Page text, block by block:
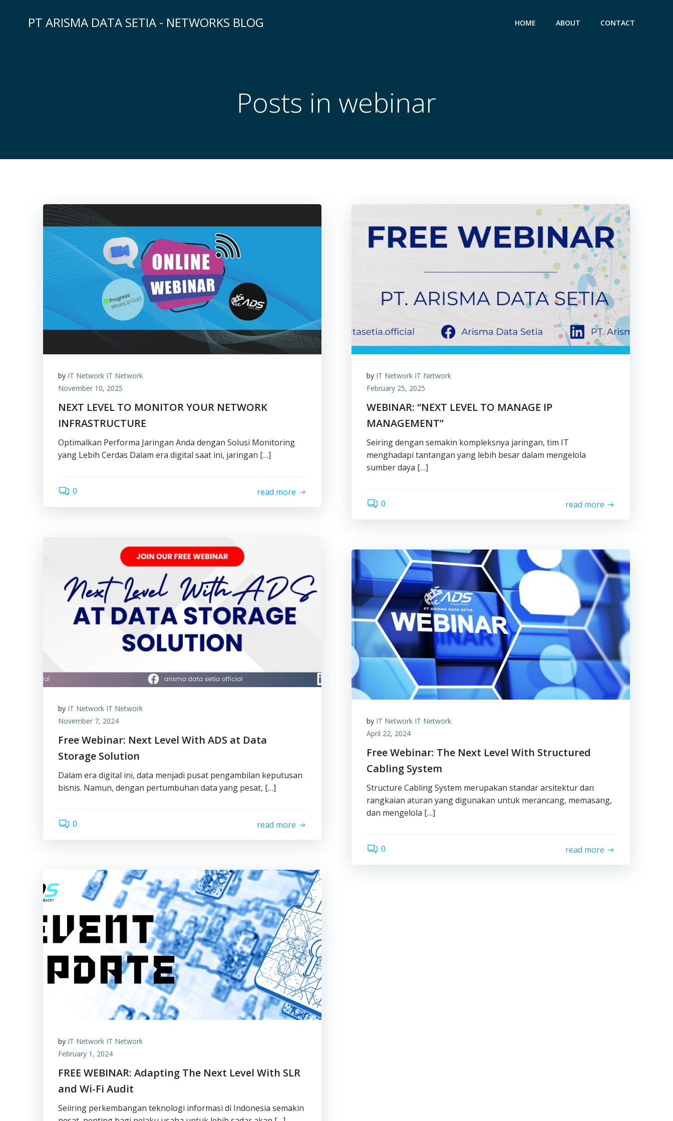
PT ARISMA DATA SETIA - NETWORKS BLOG HOME ABOUT CONTACT
Posts in webinar
by IT Network IT Network
November 10, 2025
NEXT LEVEL TO MONITOR YOUR NETWORK
INFRASTRUCTURE
Optimalkan Performa Jaringan Anda dengan Solusi Monitoring
yang Lebih Cerdas Dalam era digital saat ini, jaringan […]
0 read more
by IT Network IT Network
February 25, 2025
WEBINAR: “NEXT LEVEL TO MANAGE IP
MANAGEMENT”
Seiring dengan semakin kompleksnya jaringan, tim IT
menghadapi tantangan yang lebih besar dalam mengelola
sumber daya […]
0 read more
by IT Network IT Network
November 7, 2024
Free Webinar: Next Level With ADS at Data
Storage Solution
Dalam era digital ini, data menjadi pusat pengambilan keputusan
bisnis. Namun, dengan pertumbuhan data yang pesat, […]
0 read more
by IT Network IT Network
April 22, 2024
Free Webinar: The Next Level With Structured
Cabling System
Structure Cabling System merupakan standar arsitektur dan
rangkaian aturan yang digunakan untuk merancang, memasang,
dan mengelola […]
0 read more
by IT Network IT Network
February 1, 2024
FREE WEBINAR: Adapting The Next Level With SLR
and Wi-Fi Audit
Seiiring perkembangan teknologi informasi di Indonesia semakin